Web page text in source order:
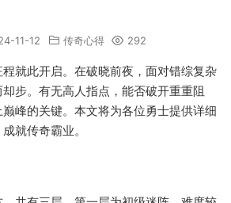
11-12 传奇心得 292
就此开启。在破晓前夜，面对错综复杂
步。有无高人指点，能否破开重重阻
峰的关键。本文将为各位勇士提供详细
就传奇霸业。